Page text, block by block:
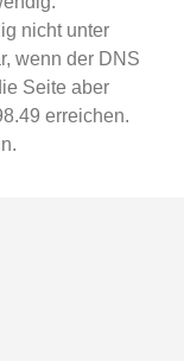
nicht unter
wenn der DNS
Seite aber
erreichen.